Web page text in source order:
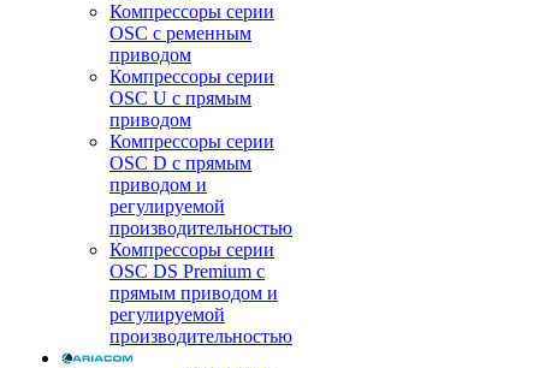
Компрессоры серии
OSC с ременным
приводом
Компрессоры серии
OSC U с прямым
приводом
Компрессоры серии
OSC D с прямым
приводом и
регулируемой
производительностью
Компрессоры серии
OSC DS Premium с
прямым приводом и
регулируемой
производительностью